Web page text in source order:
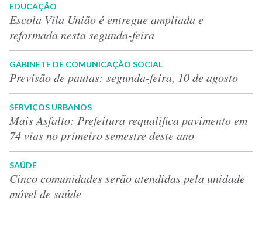
EDUCAÇÃO
Escola Vila União é entregue ampliada e
reformada nesta segunda-feira
GABINETE DE COMUNICAÇÃO SOCIAL
Previsão de pautas: segunda-feira, 10 de agosto
SERVIÇOS URBANOS
Mais Asfalto: Prefeitura requalifica pavimento em
74 vias no primeiro semestre deste ano
SAÚDE
Cinco comunidades serão atendidas pela unidade
móvel de saúde